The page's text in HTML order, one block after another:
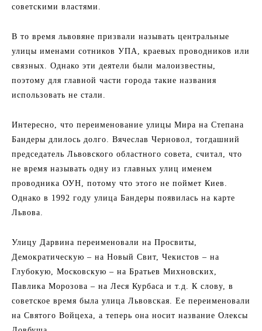
советскими властями.
В то время львовяне призвали называть центральные
улицы именами сотников УПА, краевых проводников или
связных. Однако эти деятели были малоизвестны,
поэтому для главной части города такие названия
использовать не стали.
Интересно, что переименование улицы Мира на Степана
Бандеры длилось долго. Вячеслав Черновол, тогдашний
председатель Львовского областного совета, считал, что
не время называть одну из главных улиц именем
проводника ОУН, потому что этого не поймет Киев.
Однако в 1992 году улица Бандеры появилась на карте
Львова.
Улицу Дарвина переименовали на Просвиты,
Демократическую – на Новый Свит, Чекистов – на
Глубокую, Московскую – на Братьев Михновских,
Павлика Морозова – на Леся Курбаса и т.д. К слову, в
советское время была улица Львовская. Ее переименовали
на Святого Войцеха, а теперь она носит название Олексы